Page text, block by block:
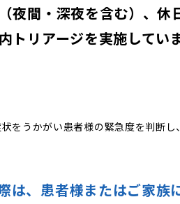
夜間・深夜を含む）、
トリアージを実施していま
をうかがい患者様の緊急度を判断
は、患者様またはご家